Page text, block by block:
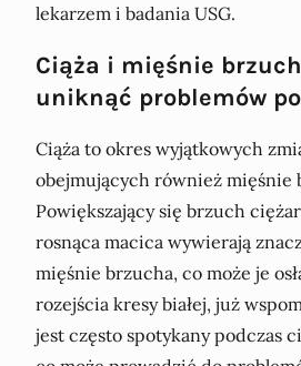
lekarzem i badania USG.
Ciąża i mięśnie
uniknąć problemów
Ciąża to okres wyjątkowych
obejmujących również mięśnie
Powiększający się brzuch
rosnąca macica wywierają
mięśnie brzucha, co może je
rozejścia kresy białej, już
jest często spotykany podczas